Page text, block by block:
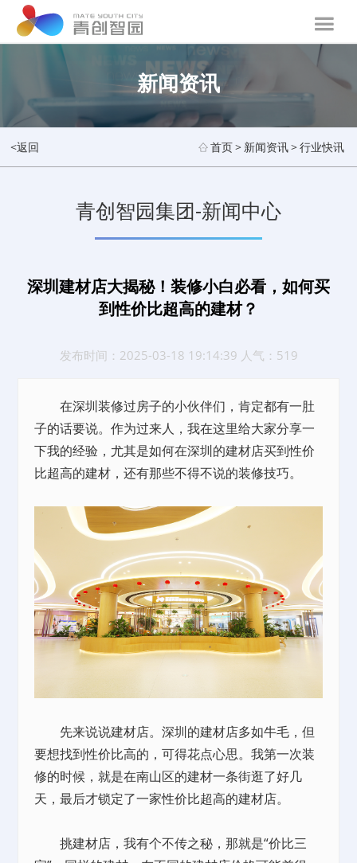
新闻资讯
<返回 首页> 新闻资讯>行业快讯
青创智园集团-新闻中心
深圳建材店大揭秘！装修小白必看，如何买
到性价比超高的建材？
发布时间：2025-03-18 19:14:39 人气：519
在深圳装修过房子的小伙伴们，肯定都有一肚
子的话要说。作为过来人，我在这里给大家分享一
下我的经验，尤其是如何在深圳的建材店买到性价
比超高的建材，还有那些不得不说的装修技巧。
先来说说建材店。深圳的建材店多如牛毛，但
要想找到性价比高的，可得花点心思。我第一次装
修的时候，就是在南山区的建材一条街逛了好几
天，最后才锁定了一家性价比超高的建材店。
挑建材店，我有个不传之秘，那就是“价比三